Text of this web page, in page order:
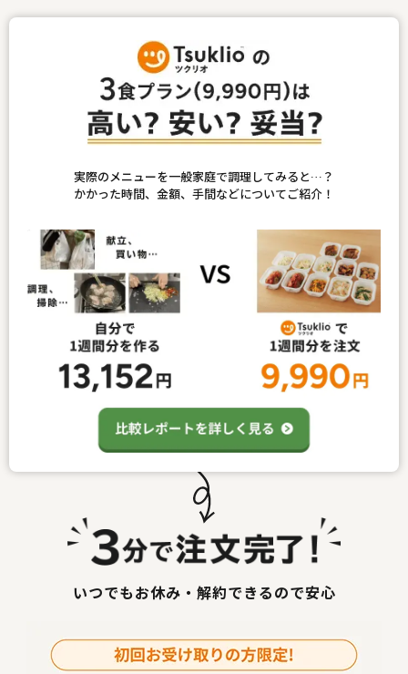
実際のメニューを一般家庭で調理してみると…？
かかった時間、金額、手間などについてご紹介！
いつでもお休み・解約できるので安心